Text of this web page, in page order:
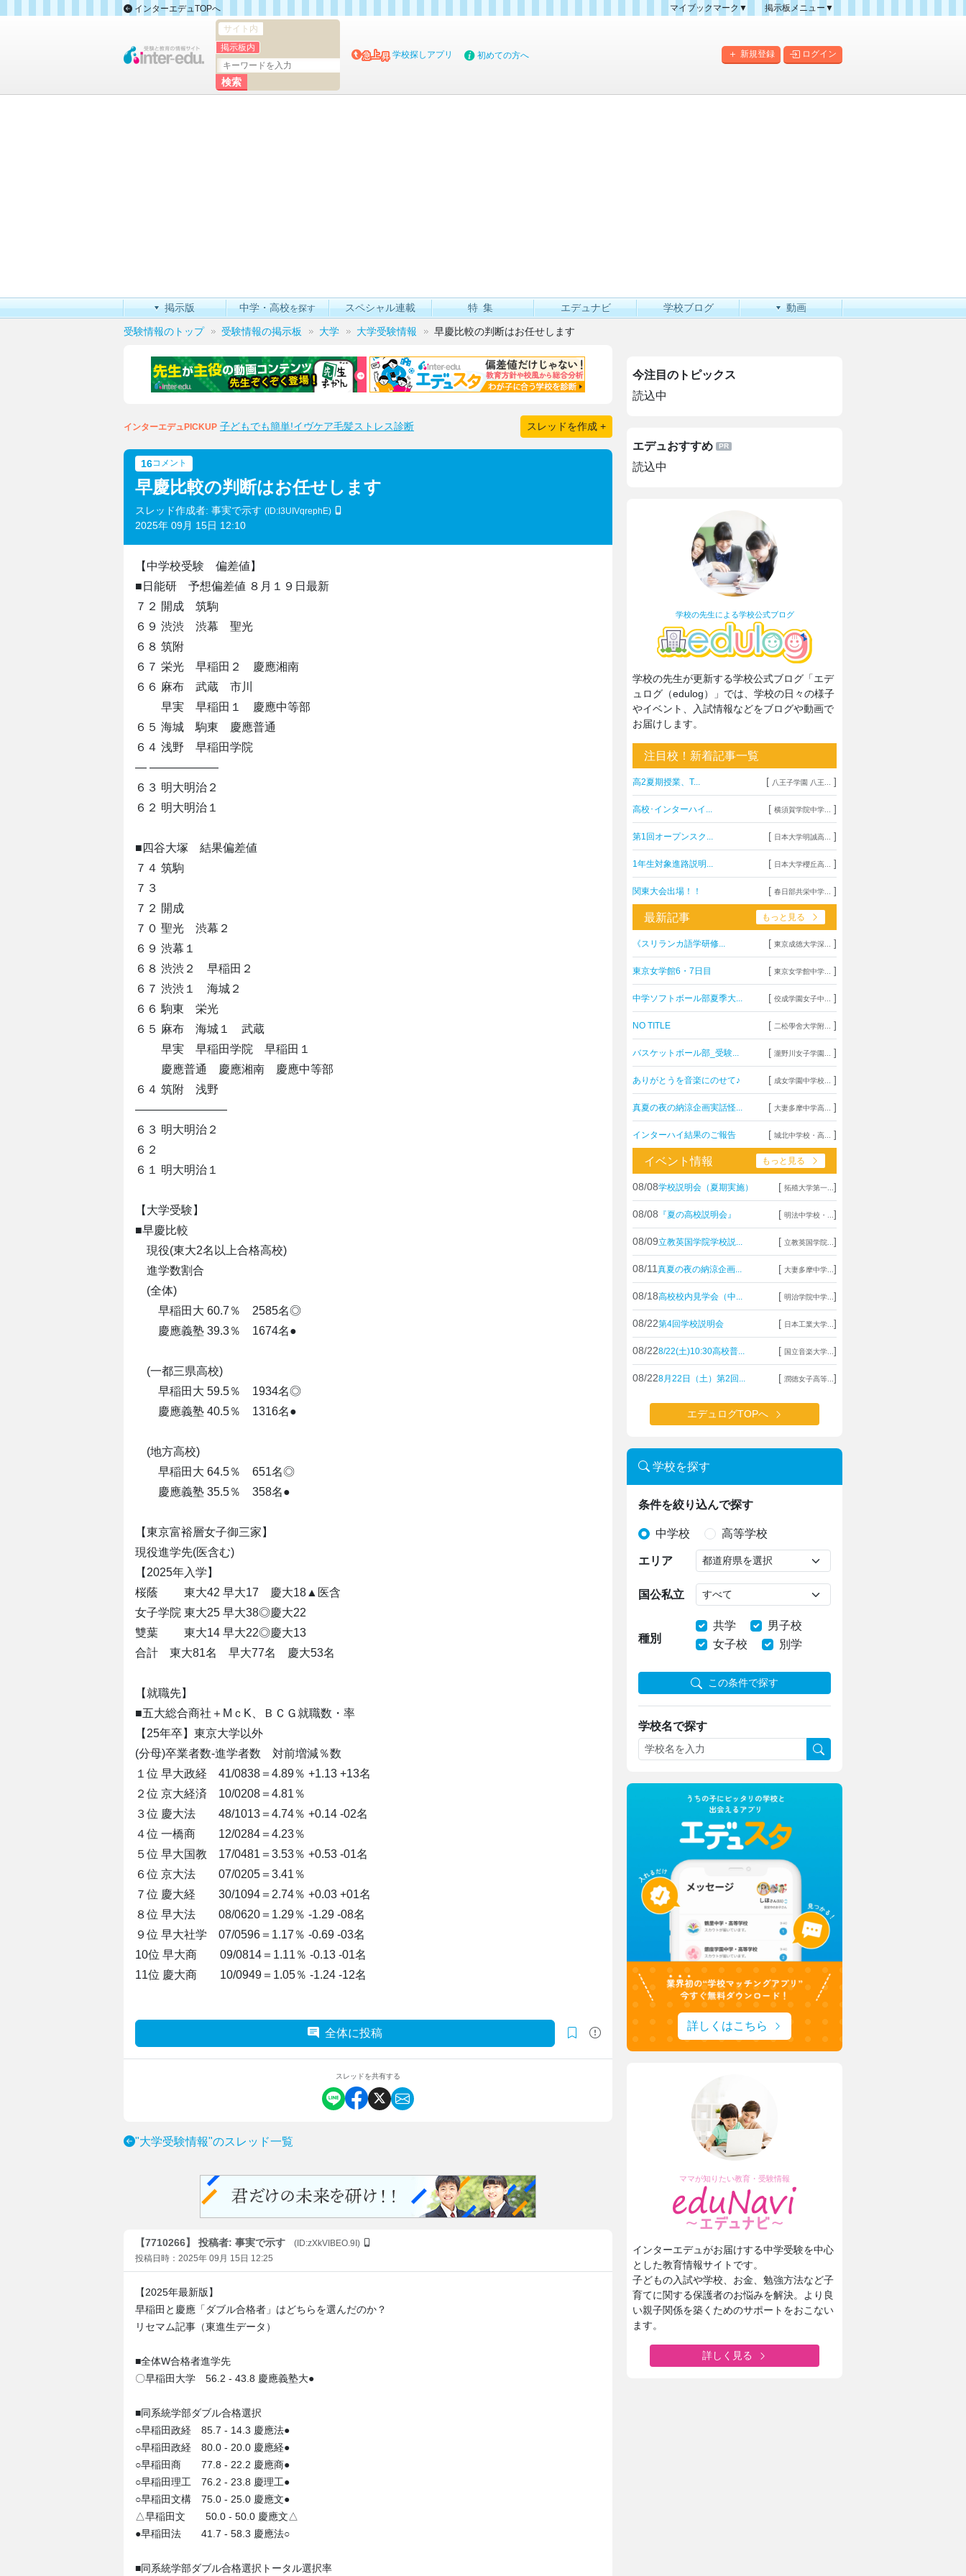
インターエデュTOPへ
マイブックマーク▼
掲示板メニュー▼
掲示板マップ
新規登録 ログイン
サイト内
掲示板内
学校探しアプリ 初めての方へ
掲示版 中学・高校を探す スペシャル連載 特集 エデュナビ 学校ブログ 動画
受験情報のトップ 受験情報の掲示板 大学 大学受験情報 早慶比較の判断はお任せします
インターエデュPICKUP 子どもでも簡単!イヴケア毛髪ストレス診断 スレッドを作成 +
16コメント
早慶比較の判断はお任せします
スレッド作成者: 事実で示す (ID:I3UIVqrephE)
2025年 09月 15日 12:10
【中学校受験 偏差値】
■日能研 予想偏差値 ８月１９日最新
７２ 開成 筑駒
６９ 渋渋 渋幕 聖光
６８ 筑附
６７ 栄光 早稲田２ 慶應湘南
６６ 麻布 武蔵 市川
早実 早稲田１ 慶應中等部
６５ 海城 駒東 慶應普通
６４ 浅野 早稲田学院
― ――――――
６３ 明大明治２
６２ 明大明治１
■四谷大塚 結果偏差値
７４ 筑駒
７３
７２ 開成
７０ 聖光 渋幕２
６９ 渋幕１
６８ 渋渋２ 早稲田２
６７ 渋渋１ 海城２
６６ 駒東 栄光
６５ 麻布 海城１ 武蔵
早実 早稲田学院 早稲田１
慶應普通 慶應湘南 慶應中等部
６４ 筑附 浅野
――――――――
６３ 明大明治２
６２
６１ 明大明治１
【大学受験】
■早慶比較
現役(東大2名以上合格高校)
進学数割合
(全体)
早稲田大 60.7％ 2585名◎
慶應義塾 39.3％ 1674名●
(一都三県高校)
早稲田大 59.5％ 1934名◎
慶應義塾 40.5％ 1316名●
(地方高校)
早稲田大 64.5％ 651名◎
慶應義塾 35.5％ 358名●
【東京富裕層女子御三家】
現役進学先(医含む)
【2025年入学】
桜蔭 東大42 早大17 慶大18▲医含
女子学院 東大25 早大38◎慶大22
雙葉 東大14 早大22◎慶大13
合計 東大81名 早大77名 慶大53名
【就職先】
■五大総合商社＋MｃK、ＢＣＧ就職数・率
【25年卒】東京大学以外
(分母)卒業者数-進学者数 対前増減％数
１位 早大政経 41/0838＝4.89％ +1.13 +13名
２位 京大経済 10/0208＝4.81％
３位 慶大法 48/1013＝4.74％ +0.14 -02名
４位 一橋商 12/0284＝4.23％
５位 早大国教 17/0481＝3.53％ +0.53 -01名
６位 京大法 07/0205＝3.41％
７位 慶大経 30/1094＝2.74％ +0.03 +01名
８位 早大法 08/0620＝1.29％ -1.29 -08名
９位 早大社学 07/0596＝1.17％ -0.69 -03名
10位 早大商 09/0814＝1.11％ -0.13 -01名
11位 慶大商 10/0949＝1.05％ -1.24 -12名
全体に投稿
スレッドを共有する
"大学受験情報"のスレッド一覧
【7710266】 投稿者: 事実で示す
(ID:zXkVIBEO.9I)
投稿日時：2025年 09月 15日 12:25
【2025年最新版】
早稲田と慶應「ダブル合格者」はどちらを選んだのか？
リセマム記事（東進生データ）
■全体W合格者進学先
〇早稲田大学 56.2 - 43.8 慶應義塾大●
■同系統学部ダブル合格選択
○早稲田政経 85.7 - 14.3 慶應法●
○早稲田政経 80.0 - 20.0 慶應経●
○早稲田商 77.8 - 22.2 慶應商●
○早稲田理工 76.2 - 23.8 慶理工●
○早稲田文構 75.0 - 25.0 慶應文●
△早稲田文 50.0 - 50.0 慶應文△
●早稲田法 41.7 - 58.3 慶應法○
■同系統学部ダブル合格選択トータル選択率
今注目のトピックス
読込中
エデュおすすめ
読込中
学校の先生による学校公式ブログ
学校の先生が更新する学校公式ブログ「エデ
ュログ（edulog）」では、学校の日々の様子
やイベント、入試情報などをブログや動画で
お届けします。
注目校！新着記事一覧
高2夏期授業、T... [ 八王子学園 八王... ]
高校･インターハイ... [ 横須賀学院中学... ]
第1回オープンスク... [ 日本大学明誠高... ]
1年生対象進路説明... [ 日本大学櫻丘高... ]
関東大会出場！！ [ 春日部共栄中学... ]
最新記事 もっと見る
《スリランカ語学研修... [ 東京成徳大学深... ]
東京女学館6・7日目 [ 東京女学館中学... ]
中学ソフトボール部夏季大... [ 佼成学園女子中... ]
NO TITLE [ 二松學舍大学附... ]
バスケットボール部_受験... [ 瀧野川女子学園... ]
ありがとうを音楽にのせて♪ [ 成女学園中学校... ]
真夏の夜の納涼企画実話怪... [ 大妻多摩中学高... ]
インターハイ結果のご報告 [ 城北中学校・高... ]
イベント情報 もっと見る
08/08学校説明会（夏期実施） [ 拓殖大学第一... ]
08/08 『夏の高校説明会』 [ 明法中学校・... ]
08/09立教英国学院学校説... [ 立教英国学院... ]
08/11 真夏の夜の納涼企画... [ 大妻多摩中学... ]
08/18高校校内見学会（中... [ 明治学院中学... ]
08/22第4回学校説明会 [ 日本工業大学... ]
08/228/22(土)10:30高校普... [ 国立音楽大学... ]
08/228月22日（土）第2回... [ 潤徳女子高等... ]
エデュログTOPへ
学校を探す
条件を絞り込んで探す
中学校 高等学校
エリア
国公私立
種別
共学
男子校
女子校
別学
この条件で探す
学校名で探す
詳しくはこちら
ママが知りたい教育・受験情報
インターエデュがお届けする中学受験を中心
とした教育情報サイトです。
子どもの入試や学校、お金、勉強方法など子
育てに関する保護者のお悩みを解決。より良
い親子関係を築くためのサポートをおこない
ます。
詳しく見る